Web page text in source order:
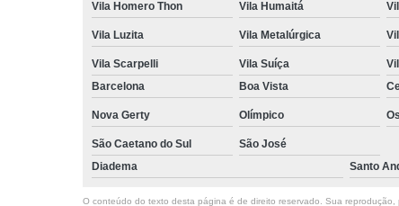
Vila Homero Thon Vila Humaitá
Vila Luzita Vila Metalúrgica
Vila Scarpelli Vila Suíça
Barcelona
Boa Vista
Nova Gerty Olímpico
São Caetano do Sul
São José
Diadema
Santo
O conteúdo do texto desta página é de direito reservado. Sua